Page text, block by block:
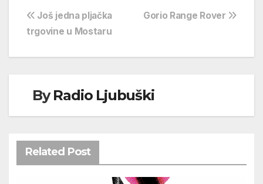
Navigacija
objava
Gorio Range Rover
Još jedna pljačka
trgovine u Mostaru
ByRadio Ljubuški
Related Post